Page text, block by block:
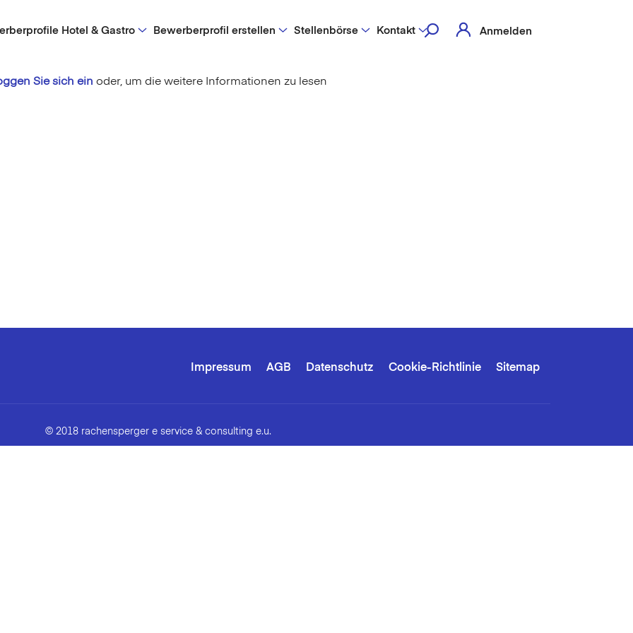
Hotel & Gastro Bewerberprofil erstellen Stellenbörse Kontakt Anmelden
Sie sich ein oder, um die weitere Informationen zu lesen
Impressum AGB Datenschutz Cookie-Richtlinie Sitemap
© 2018 rachensperger e service & consulting e.u.